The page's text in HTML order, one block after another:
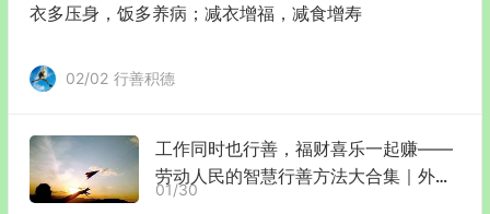
衣多压身，饭多养病；减衣增福，减食增寿
02/02 行善积德
工作同时也行善，福财喜乐一起赚——
劳动人民的智慧行善方法大合集｜外
卖、快递小哥们已加入到反色晴公益宣
01/30